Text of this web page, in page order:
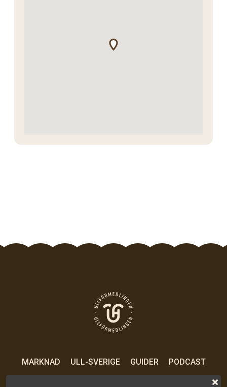
MARKNAD ULL-SVERIGE GUIDER
PODCAST